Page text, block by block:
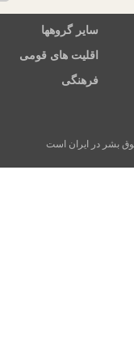
سایر گروهها
اقلیت های قومی
فرهنگی